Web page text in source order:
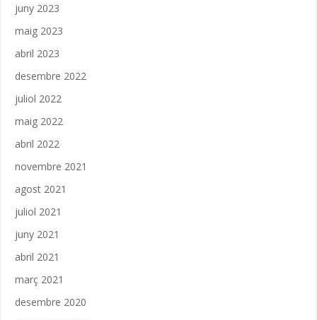
juny 2023
maig 2023
abril 2023
desembre 2022
juliol 2022
maig 2022
abril 2022
novembre 2021
agost 2021
juliol 2021
juny 2021
abril 2021
març 2021
desembre 2020